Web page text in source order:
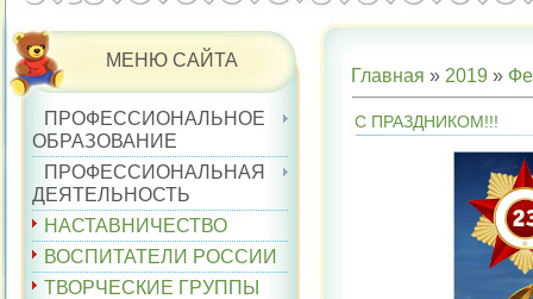
МЕНЮ САЙТА
ПРОФЕССИОНАЛЬНОЕ
ОБРАЗОВАНИЕ
ПРОФЕССИОНАЛЬНАЯ
ДЕЯТЕЛЬНОСТЬ
НАСТАВНИЧЕСТВО
ВОСПИТАТЕЛИ РОССИИ
ТВОРЧЕСКИЕ ГРУППЫ
Главная » 2019 »
С ПРАЗДНИКОМ!!!